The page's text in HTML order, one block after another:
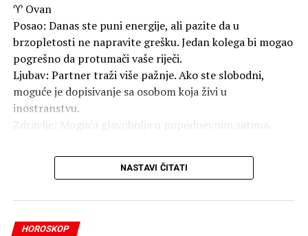
♈ Ovan
Posao: Danas ste puni energije, ali pazite da u
brzopletosti ne napravite grešku. Jedan kolega bi mogao
pogrešno da protumači vaše riječi.
Ljubav: Partner traži više pažnje. Ako ste slobodni,
moguće je dopisivanje sa osobom koja živi u
inostranstvu.
Zdravlje: Moguća glavobolja u popodnevnim satima.
Posao: Vaš fokus je danas isključivo na finansijama.
novčanik i izbjegavajte impulsivne kupovine!
Ljubav: Strasti se smiruju, a vi uživate u harmoniji sa
NASTAVI ČITATI
HOROSKOP